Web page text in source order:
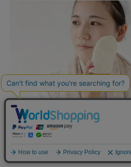
お風呂や洗顔は、毎日繰り